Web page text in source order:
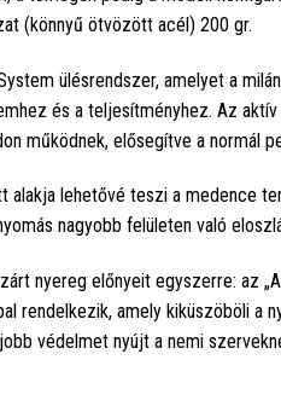
(könnyű ötvözött acél) 200 gr.
ülésrendszer, amelyet a
és a teljesítményhez. Az
működnek, elősegítve a normál
alakja lehetővé teszi a medence
nagyobb felületen való
nyereg előnyeit egyszerre: az
rendelkezik, amely kiküszöböli a
védelmet nyújt a nemi